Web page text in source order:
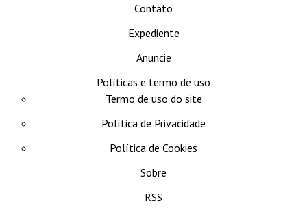
Contato
Expediente
Anuncie
Políticas e termo de uso
Termo de uso do site
Política de Privacidade
Política de Cookies
Sobre
RSS